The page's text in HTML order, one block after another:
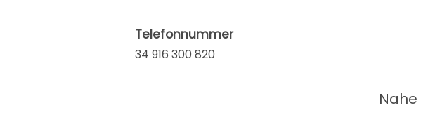
Telefonnummer
34 916 300 820